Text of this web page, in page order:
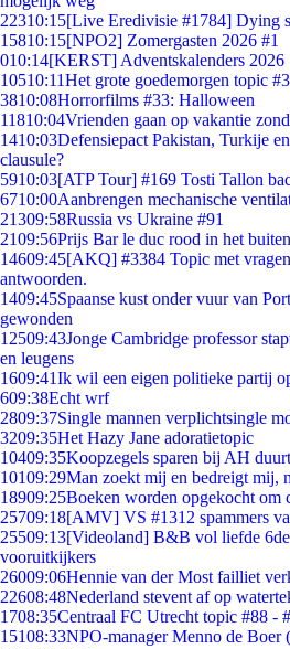
22310:15[Live Eredivisie #1784] Dying
15810:15[NPO2] Zomergasten 2026 #1
010:14[KERST] Adventskalenders 2026
10510:11Het grote goedemorgen topic #3
3810:08Horrorfilms #33: Halloween
11810:04Vrienden gaan op vakantie
1410:03Defensiepact Pakistan, Turkije
clausule?
5910:03[ATP Tour] #169 Tosti Tallon
6710:00Aanbrengen mechanische
21309:58Russia vs Ukraine #91
2109:56Prijs Bar le duc rood in het
14609:45[AKQ] #3384 Topic met
antwoorden.
1409:45Spaanse kust onder vuur van
gewonden
12509:43Jonge Cambridge professor
en leugens
1609:41Ik wil een eigen politieke partij
609:38Echt wrf
2809:37Single mannen verplichtsingle
3209:35Het Hazy Jane adoratietopic
10409:35Koopzegels sparen bij AH
10109:29Man zoekt mij en bedreigt mij,
18909:25Boeken worden opgekocht om
25709:18[AMV] VS #1312 spammers
25509:13[Videoland] B&B vol liefde
vooruitkijkers
26009:06Hennie van der Most failliet
22608:48Nederland stevent af op
1708:35Centraal FC Utrecht topic #88 -
15108:33NPO-manager Menno de Boer